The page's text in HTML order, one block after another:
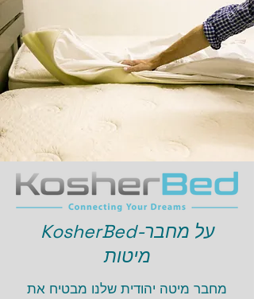
KosherBed-על מחבר
מיטות
מחבר מיטה יהודית שלנו מבטיח את